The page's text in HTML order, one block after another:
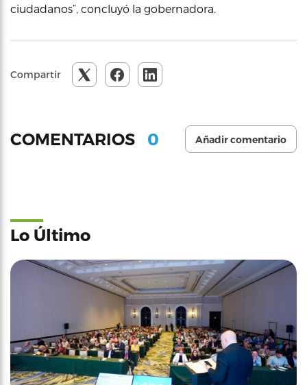
ciudadanos”, concluyó la gobernadora.
Compartir
COMENTARIOS 0 Añadir comentario
Lo Último